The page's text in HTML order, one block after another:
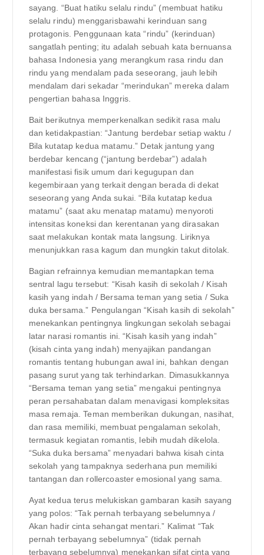
sayang. “Buat hatiku selalu rindu” (membuat hatiku
selalu rindu) menggarisbawahi kerinduan sang
protagonis. Penggunaan kata “rindu” (kerinduan)
sangatlah penting; itu adalah sebuah kata bernuansa
bahasa Indonesia yang merangkum rasa rindu dan
rindu yang mendalam pada seseorang, jauh lebih
mendalam dari sekadar “merindukan” mereka dalam
pengertian bahasa Inggris.
Bait berikutnya memperkenalkan sedikit rasa malu
dan ketidakpastian: “Jantung berdebar setiap waktu /
Bila kutatap kedua matamu.” Detak jantung yang
berdebar kencang (“jantung berdebar”) adalah
manifestasi fisik umum dari kegugupan dan
kegembiraan yang terkait dengan berada di dekat
seseorang yang Anda sukai. “Bila kutatap kedua
matamu” (saat aku menatap matamu) menyoroti
intensitas koneksi dan kerentanan yang dirasakan
saat melakukan kontak mata langsung. Liriknya
menunjukkan rasa kagum dan mungkin takut ditolak.
Bagian refrainnya kemudian memantapkan tema
sentral lagu tersebut: “Kisah kasih di sekolah / Kisah
kasih yang indah / Bersama teman yang setia / Suka
duka bersama.” Pengulangan “Kisah kasih di sekolah”
menekankan pentingnya lingkungan sekolah sebagai
latar narasi romantis ini. “Kisah kasih yang indah”
(kisah cinta yang indah) menyajikan pandangan
romantis tentang hubungan awal ini, bahkan dengan
pasang surut yang tak terhindarkan. Dimasukkannya
“Bersama teman yang setia” mengakui pentingnya
peran persahabatan dalam menavigasi kompleksitas
masa remaja. Teman memberikan dukungan, nasihat,
dan rasa memiliki, membuat pengalaman sekolah,
termasuk kegiatan romantis, lebih mudah dikelola.
“Suka duka bersama” menyadari bahwa kisah cinta
sekolah yang tampaknya sederhana pun memiliki
tantangan dan rollercoaster emosional yang sama.
Ayat kedua terus melukiskan gambaran kasih sayang
yang polos: “Tak pernah terbayang sebelumnya /
Akan hadir cinta sehangat mentari.” Kalimat “Tak
pernah terbayang sebelumnya” (tidak pernah
terbayang sebelumnya) menekankan sifat cinta yang